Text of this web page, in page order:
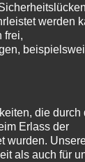
werden
frei,
die durch
Erlass der
wurden.
als auch für